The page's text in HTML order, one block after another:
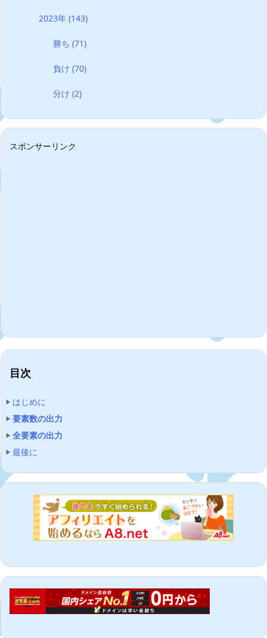
2023年 (143)
勝ち(71)
負け(70)
分け(2)
スポンサーリンク
目次
はじめに
要素数の出力
全要素の出力
最後に